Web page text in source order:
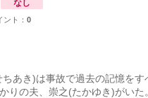
なし
ント： 0
あき)は事故で過去の記憶をす
りの夫、崇之(たかゆき)がいた